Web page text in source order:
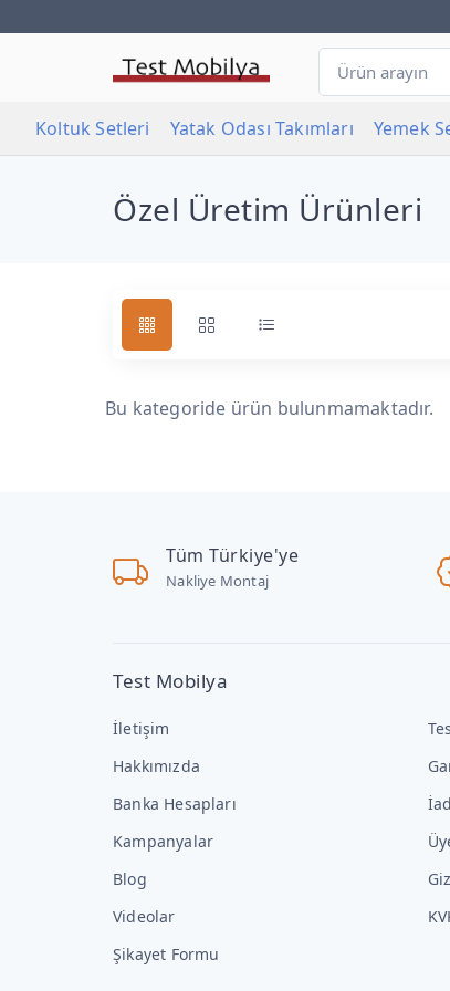
Koltuk Setleri Yatak Odası Takımları Yemek
Özel Üretim Ürünleri
Bu kategoride ürün bulunmamaktadır.
Tüm Türkiye'ye
Nakliye Montaj
Test Mobilya
İletişim
Hakkımızda
Banka Hesapları
Kampanyalar
Blog
Videolar
Şikayet Formu